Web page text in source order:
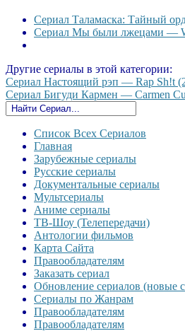
Сериал Таламаска: Тайный
Сериал Мы были лжецами —
Другие сериалы в этой категории:
Сериал Настоящий рэп — Rap Sh!t
Сериал Бигуди Кармен — Carmen
Список Всех Сериалов
Главная
Зарубежные сериалы
Русские сериалы
Документальные сериалы
Мультсериалы
Аниме сериалы
ТВ-Шоу (Телепередачи)
Антологии фильмов
Карта Сайта
Правообладателям
Заказать сериал
Обновление сериалов (новые
Сериалы по Жанрам
Правообладателям
Правообладателям